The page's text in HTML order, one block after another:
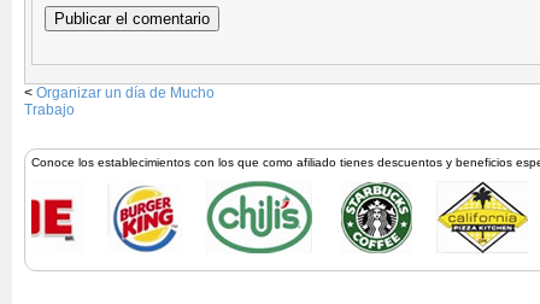
< Organizar un día de Mucho
Trabajo
Conoce los establecimientos con los que como afiliado tienes descuentos y beneficios